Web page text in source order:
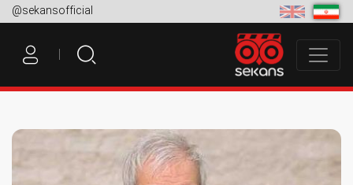
@sekansofficial